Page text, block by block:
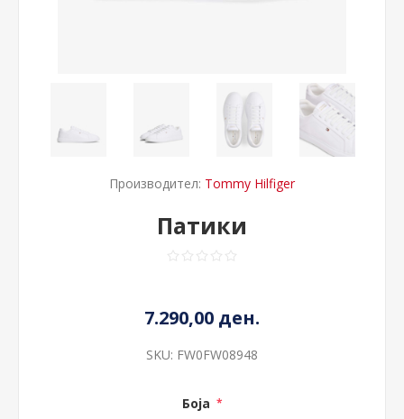
Производител: Tommy Hilfiger
Патики
7.290,00 ден.
SKU: FW0FW08948
Боја *